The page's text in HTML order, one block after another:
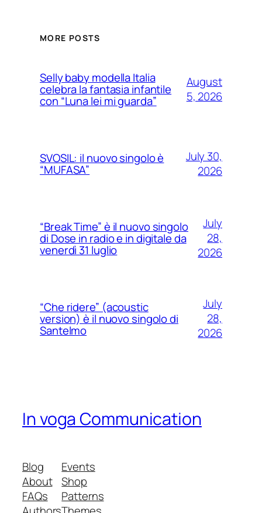
MORE POSTS
Selly baby modella Italia
celebra la fantasia infantile
con “Luna lei mi guarda”
August
5, 2026
SVOSIL: il nuovo singolo è
“MUFASA”
July 30,
2026
“Break Time” è il nuovo singolo
di Dose in radio e in digitale da
venerdì 31 luglio
July
28,
2026
“Che ridere” (acoustic
version) è il nuovo singolo di
Santelmo
July
28,
2026
In voga Communication
Blog
About
FAQs
Events
Shop
Patterns